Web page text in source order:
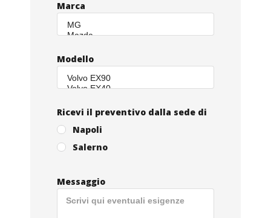
Marca
Modello
Ricevi il preventivo dalla sede di
Napoli
Salerno
Messaggio